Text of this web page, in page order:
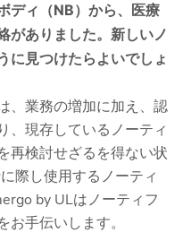
ディ（NB）から、医療
がありました。新しいノ
に見つけたらよいでしょ
、業務の増加に加え、認
、現存しているノーティ
再検討せざるを得ない状
際し使用するノーティ
by ULはノーティフ
手伝いします。